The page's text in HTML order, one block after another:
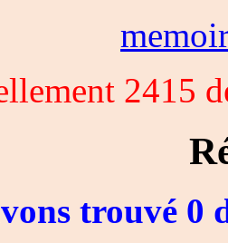
2415
trouvé 0